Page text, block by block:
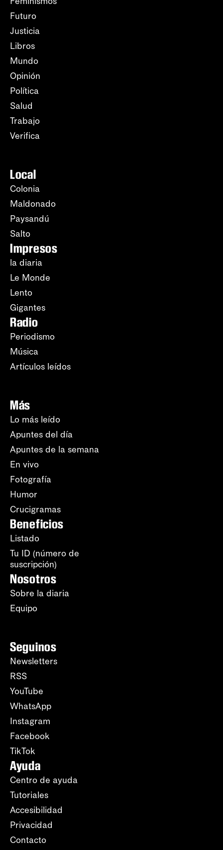
Futuro
Justicia
Libros
Mundo
Opinión
Política
Salud
Trabajo
Verifica
Local
Colonia
Maldonado
Paysandú
Salto
Impresos
la diaria
Le Monde
Lento
Gigantes
Radio
Periodismo
Música
Artículos leídos
Más
Lo más leído
Apuntes del día
Apuntes de la semana
En vivo
Fotografía
Humor
Crucigramas
Beneficios
Listado
Tu ID (número de
suscripción)
Nosotros
Sobre la diaria
Equipo
Seguinos
Newsletters
RSS
YouTube
WhatsApp
Instagram
Facebook
TikTok
Ayuda
Centro de ayuda
Tutoriales
Accesibilidad
Privacidad
Contacto